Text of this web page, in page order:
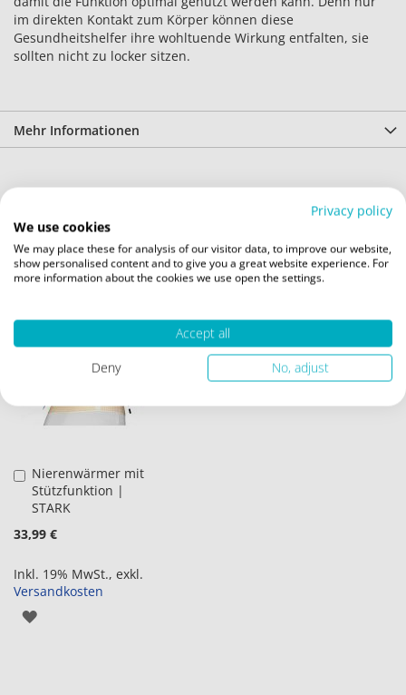
im direkten Kontakt zum Körper können diese
Gesundheitshelfer ihre wohltuende Wirkung entfalten, sie
sollten nicht zu locker sitzen.
Mehr Informationen
Markieren Sie die Artikel, um Sie dem Warenkorb
hinzuzufügen oderAlle auswählen
Nierenwärmer mit
Stützfunktion |
STARK
33,99 €
Inkl. 19% MwSt., exkl.
Versandkosten
in
den
Warenkorb
ZUR
Privacy policy
We use cookies
We may place these for analysis of our visitor data, to improve our website,
show personalised content and to give you a great website experience. For
more information about the cookies we use open the settings.
Accept all
Deny
No, adjust